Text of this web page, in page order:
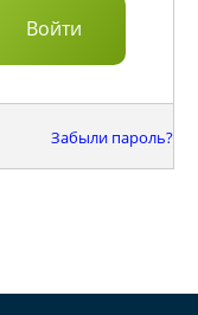
Забыли пароль?